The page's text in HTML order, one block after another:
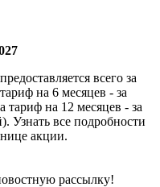
всего за
на 6 месяцев - за
тариф на 12 месяцев - за
Узнать все подробности
акции.
рассылку!